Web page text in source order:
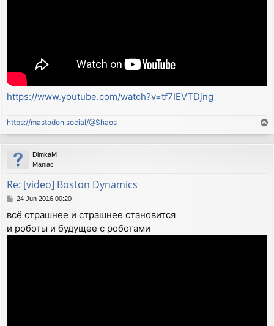
https://www.youtube.com/watch?v=tf7IEVTDjng
https://mastodon.social/@Shaos
o
p
DimkaM
Maniac
Re: [video] Boston Dynamics
P
s
t
24 Jun 2016 00:20
всё страшнее и страшнее становится
и роботы и будущее с роботами